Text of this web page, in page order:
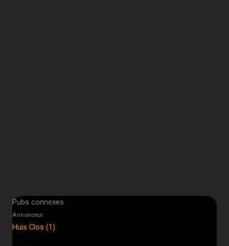
Pubs connexes
Annonceur
Huis Clos (1)